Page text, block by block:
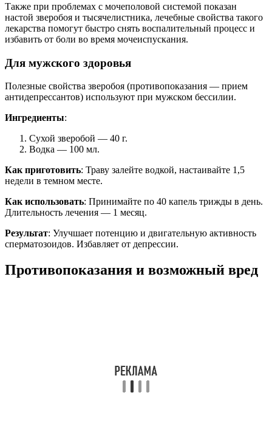
Также при проблемах с мочеполовой системой показан
настой зверобоя и тысячелистника, лечебные свойства такого
лекарства помогут быстро снять воспалительный процесс и
избавить от боли во время мочеиспускания.
Для мужского здоровья
Полезные свойства зверобоя (противопоказания — прием
антидепрессантов) используют при мужском бессилии.
Ингредиенты:
Сухой зверобой — 40 г.
Водка — 100 мл.
Как приготовить: Траву залейте водкой, настаивайте 1,5
недели в темном месте.
Как использовать: Принимайте по 40 капель трижды в день.
Длительность лечения — 1 месяц.
Результат: Улучшает потенцию и двигательную активность
сперматозоидов. Избавляет от депрессии.
Противопоказания и возможный вред